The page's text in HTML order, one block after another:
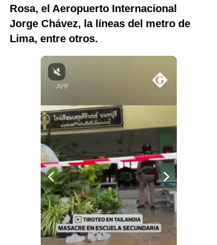
Club del Suscriptor
Mix
Notas Contratadas
Gestión TV
Fotogalerías
gestion.pe
Condiciones
Rosa, el Aeropuerto Internacional
Jorge Chávez, la líneas del metro de
Lima, entre otros.